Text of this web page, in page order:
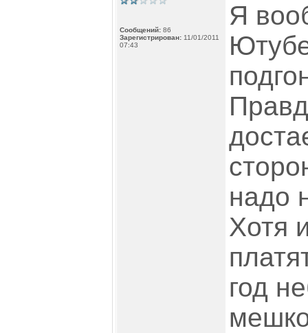
Сообщений: 86
Зарегистрирован: 11/01/2011
07:43
Я
надо
Хотя
год